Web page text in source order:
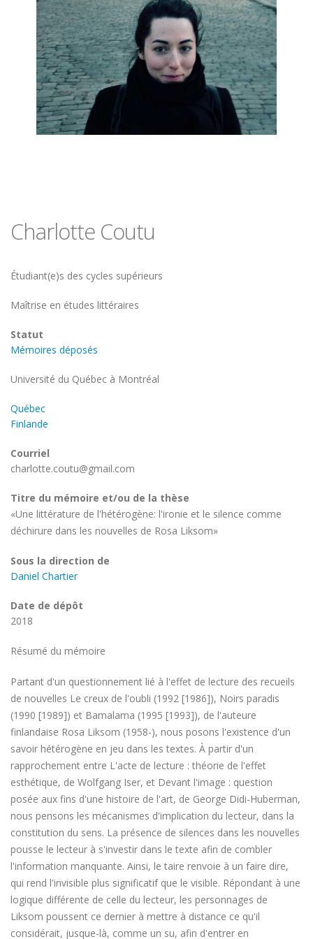
Charlotte Coutu
Étudiant(e)s des cycles supérieurs
Programme
Maîtrise en études littéraires
Statut
Mémoires déposés
Université
Université du Québec à Montréal
Québec
Finlande
Courriel
charlotte.coutu@gmail.com
Titre du mémoire et/ou de la thèse
«Une littérature de l'hétérogène: l'ironie et le silence comme
déchirure dans les nouvelles de Rosa Liksom»
Sous la direction de
Daniel Chartier
Date de dépôt
2018
Résumé du mémoire
Partant d'un questionnement lié à l'effet de lecture des recueils
de nouvelles Le creux de l'oubli (1992 [1986]), Noirs paradis
(1990 [1989]) et Bamalama (1995 [1993]), de l'auteure
finlandaise Rosa Liksom (1958-), nous posons l'existence d'un
savoir hétérogène en jeu dans les textes. À partir d'un
rapprochement entre L'acte de lecture : théorie de l'effet
esthétique, de Wolfgang Iser, et Devant l'image : question
posée aux fins d'une histoire de l'art, de George Didi-Huberman,
nous pensons les mécanismes d'implication du lecteur, dans la
constitution du sens. La présence de silences dans les nouvelles
pousse le lecteur à s'investir dans le texte afin de combler
l'information manquante. Ainsi, le taire renvoie à un faire dire,
qui rend l'invisible plus significatif que le visible. Répondant à une
logique différente de celle du lecteur, les personnages de
Liksom poussent ce dernier à mettre à distance ce qu'il
considérait, jusque-là, comme un su, afin d'entrer en